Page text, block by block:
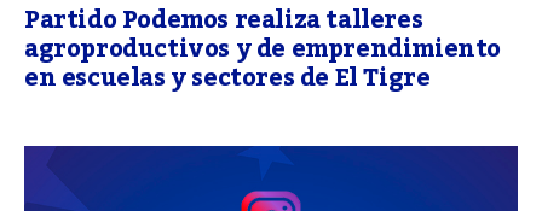
Partido Podemos realiza talleres
agroproductivos y de emprendimiento
en escuelas y sectores de El Tigre